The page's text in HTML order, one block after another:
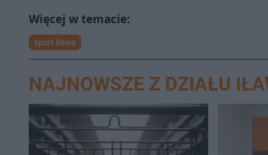
sport Iława
NAJNOWSZE Z DZIAŁU